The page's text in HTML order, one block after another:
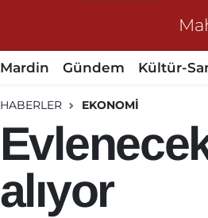
Mardin Gündem Kültür-
HABERLER EKONOMI
alıyor